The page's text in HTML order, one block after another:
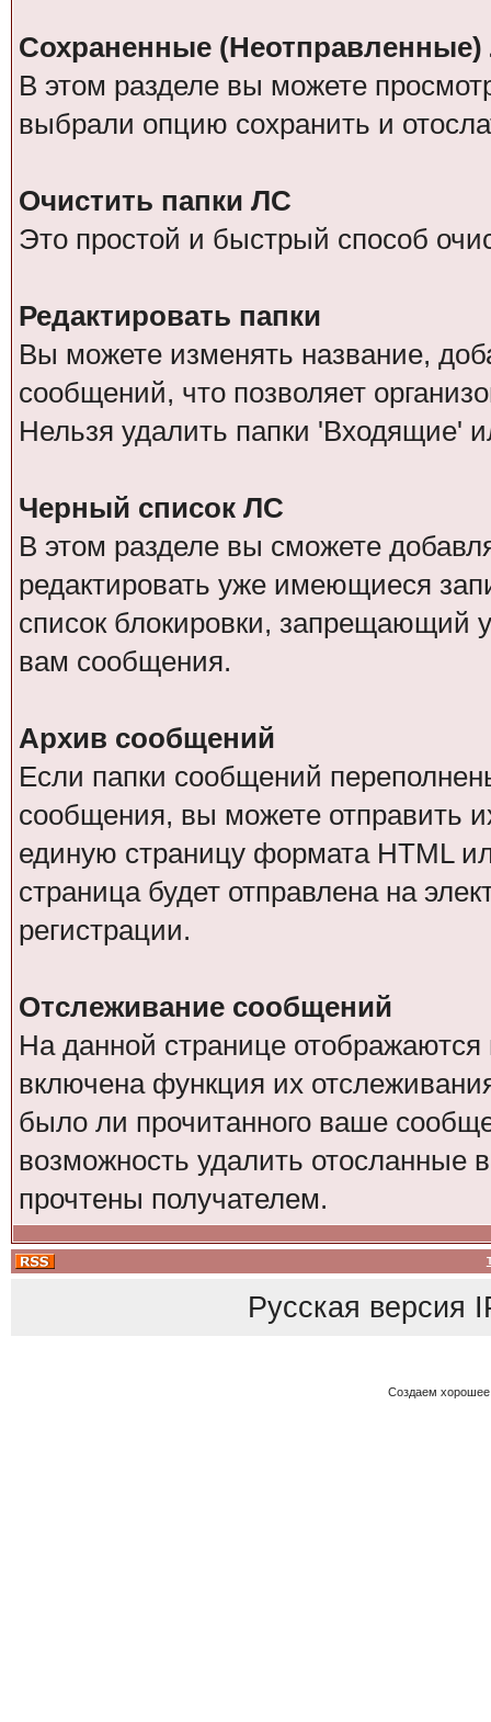
Сохраненные
В этом разделе вы можете
выбрали опцию сохранить и
Очистить папки ЛС
Это простой и быстрый способ
Редактировать папки
Вы можете изменять название,
сообщений, что позволяет
Нельзя удалить папки 'Входящие'
Черный список ЛС
В этом разделе вы сможете
редактировать уже имеющиеся
список блокировки, запрещающий
вам сообщения.
Архив сообщений
Если папки сообщений
сообщения, вы можете отправить
единую страницу формата HTML
страница будет отправлена на
регистрации.
Отслеживание сообщений
На данной странице
включена функция их
было ли прочитанного ваше
возможность удалить
прочтены получателем.
Русская версия
Создаем